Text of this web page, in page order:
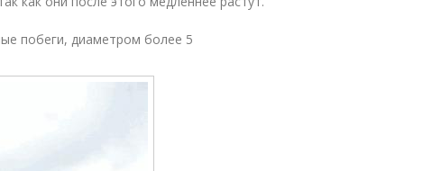
побеги, диаметром более 5